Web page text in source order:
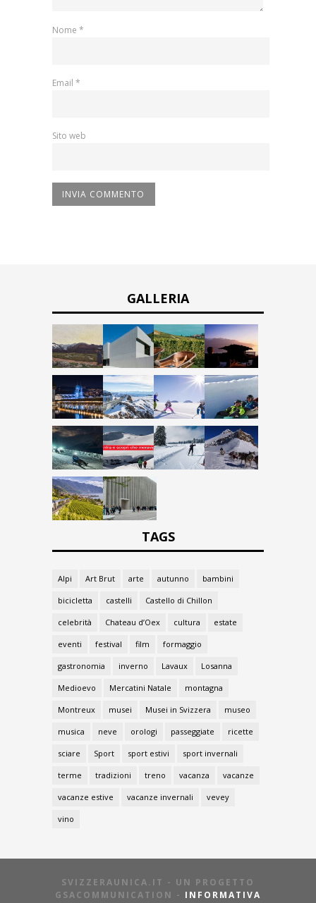
Nome *
Email *
Sito web
GALLERIA
TAGS
Alpi Art Brut arte autunno bambini
bicicletta castelli Castello di Chillon
celebrità Chateau d’Oex cultura estate
eventi festival film formaggio
gastronomia inverno Lavaux Losanna
Medioevo Mercatini Natale montagna
Montreux musei Musei in Svizzera museo
musica neve orologi passeggiate ricette
sciare Sport sport estivi sport invernali
terme tradizioni treno vacanza vacanze
vacanze estive vacanze invernali vevey
vino
SVIZZERAUNICA.IT - UN PROGETTO
GSACOMMUNICATION - INFORMATIVA